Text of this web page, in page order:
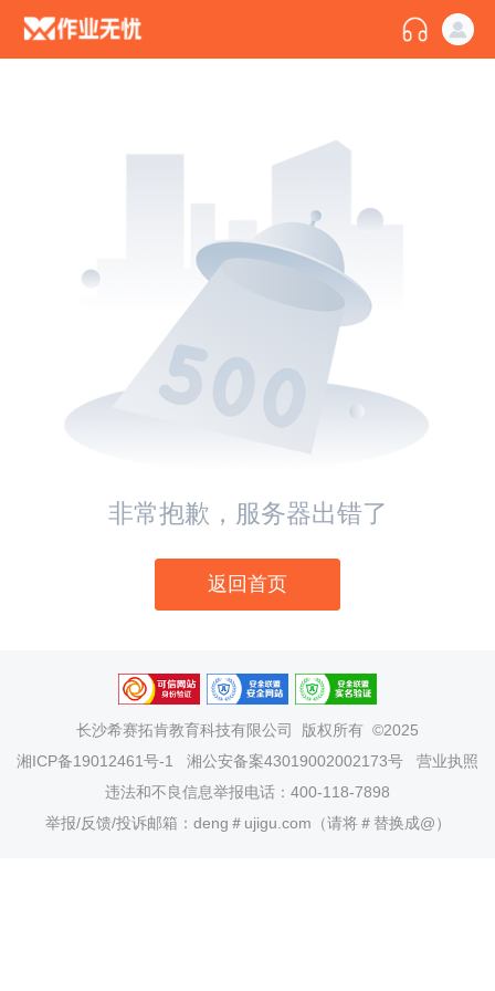
非常抱歉，服务器出错了
返回首页
长沙希赛拓肯教育科技有限公司
版权所有 ©2025
湘ICP备19012461号-1
湘公安备案43019002002173号
营业执照
违法和不良信息举报电话：400-118-7898
举报/反馈/投诉邮箱：deng＃ujigu.com（请将＃替换成@）